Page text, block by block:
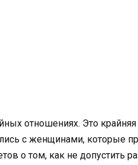
отношениях. Это
с женщинами, которые
о том, как не допустить